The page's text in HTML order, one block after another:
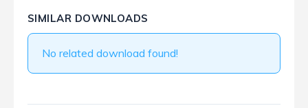
SIMILAR DOWNLOADS
No related download found!